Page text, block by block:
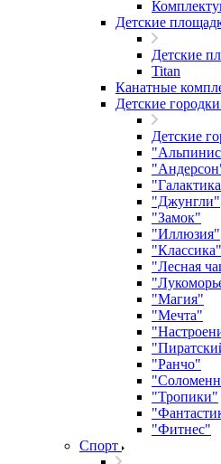
Детские
Детские
Titan
Канатные
Детские
Детские
"Джунгли"
"Замок"
"Иллюзия"
"Классика"
"Лесная
"Магия"
"Мечта"
"Ранчо"
"Тропики"
"Фитнес"
Спорт